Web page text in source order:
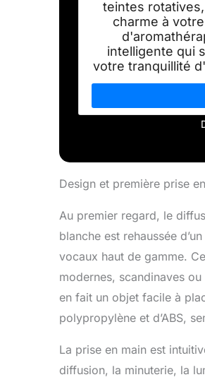
teintes
charme à
intelligente qui
votre tranquillité
Design et première prise
Au premier regard, le
blanche est rehaussée
vocaux haut de gamme.
modernes, scandinaves
en fait un objet facile à
polypropylène et d’ABS,
La prise en main est
diffusion, la minuterie, la